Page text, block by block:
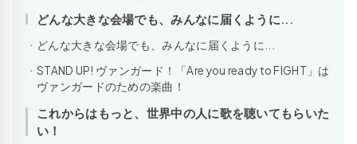
どんな大きな会場でも、みんなに届くように...
どんな大きな会場でも、みんなに届くように...
STAND UP! ヴァンガード！「Are you ready to FIGHT」は
ヴァンガードのための楽曲！
これからはもっと、世界中の人に歌を聴いてもらいた
い！